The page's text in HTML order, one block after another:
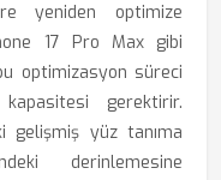
yeniden optimize
17 Pro Max gibi
optimizasyon süreci
gerektirir.
gelişmiş yüz tanıma
derinlemesine